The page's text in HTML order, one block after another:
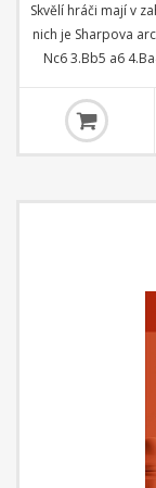
Skvělí hráči mají v
nich je Sharpova
Nc6 3.Bb5 a6
jako jsou Magnus
bohatá, protože je
že je pro soupeře
nabízí. Místo